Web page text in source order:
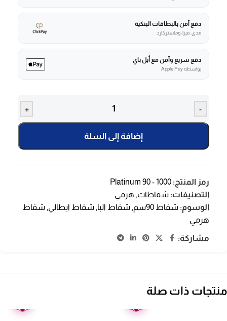
دفع آمن بالبطاقات البنكية
مدى، فيزا، وماستركارد
دفع سريع وآمن مع أبل باي
بواسطة Apple Pay
-
+
إضافة إلى السلة
رمز المنتج: Platinum 90 - 1000
التصنيفات: شفاطات, هرمي
الوسوم: شفاط 90سم , شفاط البا, شفاط ايطالي, شفاط
هرمي
مشاركة:
منتجات ذات صلة